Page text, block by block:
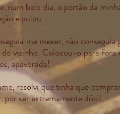
num belo dia, o portão da
e pulou.
me mexer, não
do vizinho. Colocou-o para
apavorada!
resolvi que tinha que
por ser extremamente dócil.